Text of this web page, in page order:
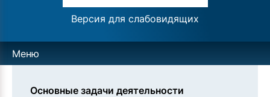
Версия для слабовидящих
Меню
Основные задачи деятельности